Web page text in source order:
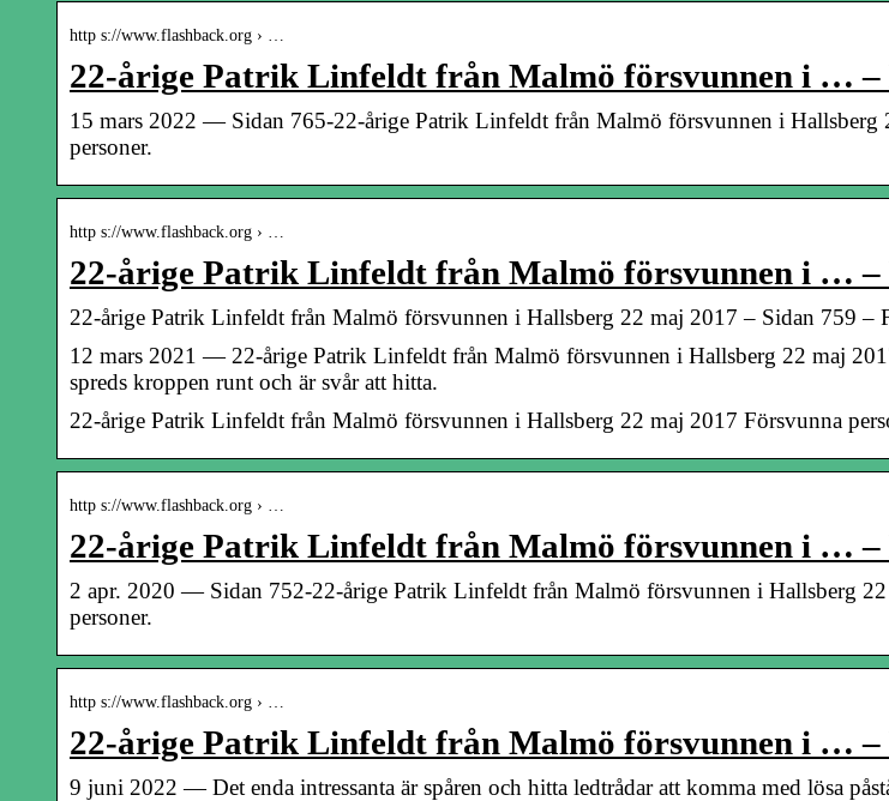
http s://www.flashback.org › …
22-årige Patrik Linfeldt från Malmö försvunnen i … –
15 mars 2022 — Sidan 765-22-årige Patrik Linfeldt från Malmö försvunnen i Hallsberg
personer.
http s://www.flashback.org › …
22-årige Patrik Linfeldt från Malmö försvunnen i … –
22-årige Patrik Linfeldt från Malmö försvunnen i Hallsberg 22 maj 2017 – Sidan 759 –
12 mars 2021 — 22-årige Patrik Linfeldt från Malmö försvunnen i Hallsberg 22 maj
spreds kroppen runt och är svår att hitta.
22-årige Patrik Linfeldt från Malmö försvunnen i Hallsberg 22 maj 2017 Försvunna
http s://www.flashback.org › …
22-årige Patrik Linfeldt från Malmö försvunnen i … –
2 apr. 2020 — Sidan 752-22-årige Patrik Linfeldt från Malmö försvunnen i Hallsberg
personer.
http s://www.flashback.org › …
22-årige Patrik Linfeldt från Malmö försvunnen i … –
9 juni 2022 — Det enda intressanta är spåren och hitta ledtrådar att komma med lösa